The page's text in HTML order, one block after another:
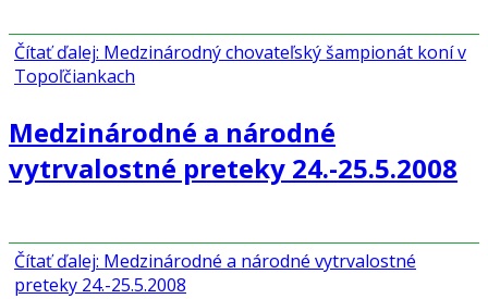
Čítať ďalej: Medzinárodný chovateľský šampionát koní v
Topoľčiankach
Medzinárodné a národné
vytrvalostné preteky 24.-25.5.2008
Čítať ďalej: Medzinárodné a národné vytrvalostné
preteky 24.-25.5.2008